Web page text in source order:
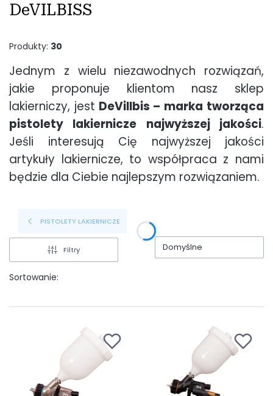
DeVILBISS
Produkty: 30
Jednym z wielu niezawodnych rozwiązań,
jakie proponuje klientom nasz sklep
lakierniczy, jest DeVillbis – marka tworząca
pistolety lakiernicze najwyższej jakości.
Jeśli interesują Cię najwyższej jakości
artykuły lakiernicze, to współpraca z nami
będzie dla Ciebie najlepszym rozwiązaniem.
PISTOLETY LAKIERNICZE
Filtry
Sortowanie:
Domyślne